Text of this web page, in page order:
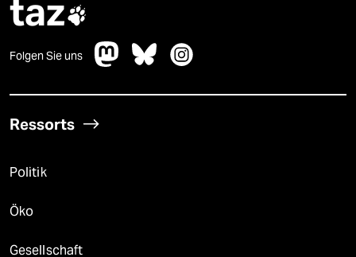
taz
Folgen Sie uns
Ressorts
Politik
Öko
Gesellschaft